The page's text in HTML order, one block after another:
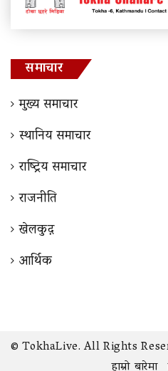
समाचार
मुख्य समाचार
स्थानिय समाचार
राष्ट्रिय समाचार
राजनीति
खेलकुद़़
आर्थिक
© TokhaLive. All Rights